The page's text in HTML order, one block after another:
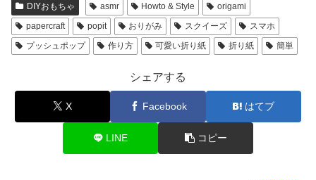
DIYおもちゃ asmr Howto & Style
origami
papercraft
popit おりがみ スクイーズ
スマホ
プッシュポップ
作り方 可愛い折り紙 折り紙 簡単
シェアする
X Facebook はてブ
LINE コピー